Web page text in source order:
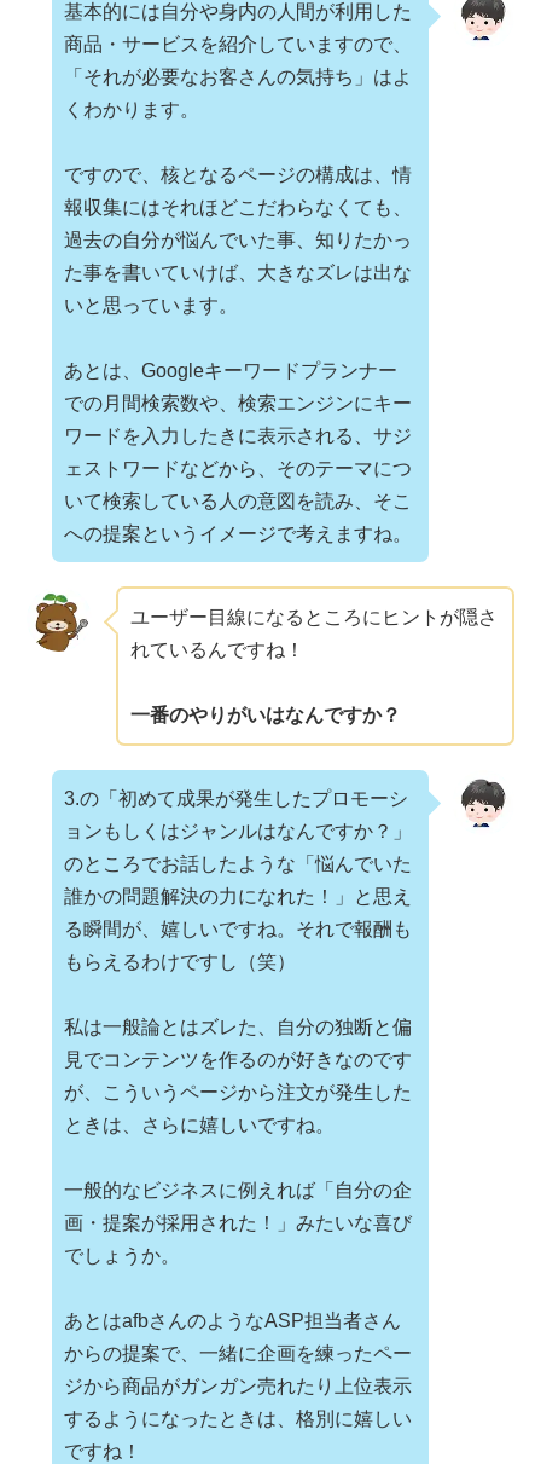
基本的には自分や身内の人間が利用した
商品・サービスを紹介していますので、
「それが必要なお客さんの気持ち」はよ
くわかります。
ですので、核となるページの構成は、情
報収集にはそれほどこだわらなくても、
過去の自分が悩んでいた事、知りたかっ
た事を書いていけば、大きなズレは出な
いと思っています。
あとは、Googleキーワードプランナー
での月間検索数や、検索エンジンにキー
ワードを入力したきに表示される、サジ
ェストワードなどから、そのテーマにつ
いて検索している人の意図を読み、そこ
への提案というイメージで考えますね。
ユーザー目線になるところにヒントが隠さ
れているんですね！
一番のやりがいはなんですか？
3.の「初めて成果が発生したプロモーシ
ョンもしくはジャンルはなんですか？」
のところでお話したような「悩んでいた
誰かの問題解決の力になれた！」と思え
る瞬間が、嬉しいですね。それで報酬も
もらえるわけですし（笑）
私は一般論とはズレた、自分の独断と偏
見でコンテンツを作るのが好きなのです
が、こういうページから注文が発生した
ときは、さらに嬉しいですね。
一般的なビジネスに例えれば「自分の企
画・提案が採用された！」みたいな喜び
でしょうか。
あとはafbさんのようなASP担当者さん
からの提案で、一緒に企画を練ったペー
ジから商品がガンガン売れたり上位表示
するようになったときは、格別に嬉しい
ですね！